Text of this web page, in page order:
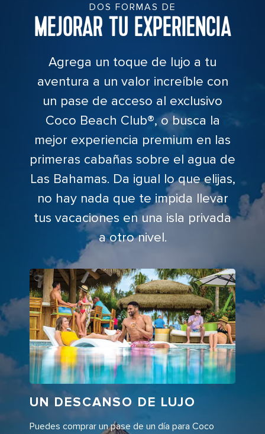
DOS FORMAS DE
MEJORAR TU EXPERIENCIA
Agrega un toque de lujo a tu
aventura a un valor increíble con
un pase de acceso al exclusivo
Coco Beach Club®, o busca la
mejor experiencia premium en las
primeras cabañas sobre el agua de
Las Bahamas. Da igual lo que elijas,
no hay nada que te impida llevar
tus vacaciones en una isla privada
a otro nivel.
UN DESCANSO DE LUJO
Puedes comprar un pase de un día para Coco